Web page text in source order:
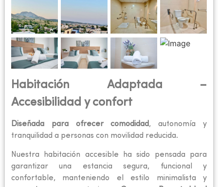
Habitación Adaptada –
Accesibilidad y confort
Diseñada para ofrecer comodidad, autonomía y
tranquilidad a personas con movilidad reducida.
Nuestra habitación accesible ha sido pensada para
garantizar una estancia segura, funcional y
confortable, manteniendo el estilo minimalista y